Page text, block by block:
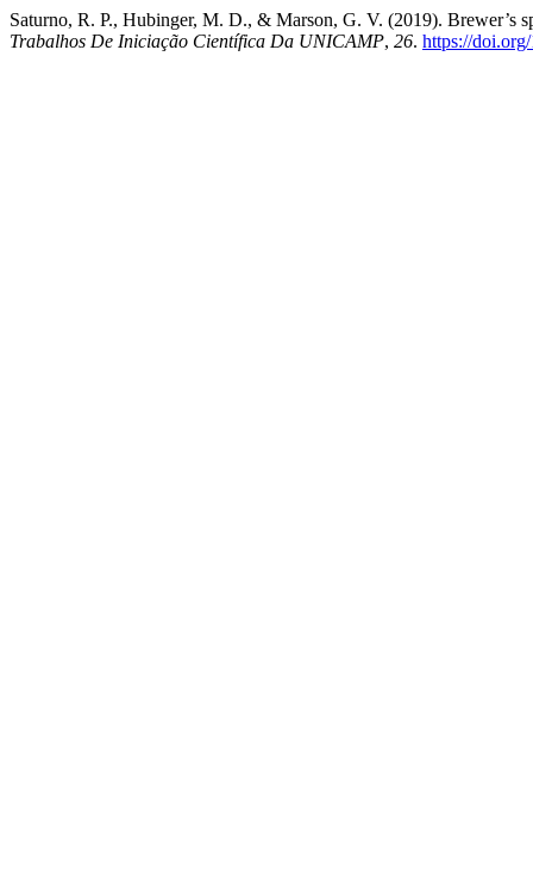
Saturno, R. P., Hubinger, M. D., & Marson, G. V. (2019). Brewer’s
Trabalhos De Iniciação Científica Da UNICAMP, 26. https://